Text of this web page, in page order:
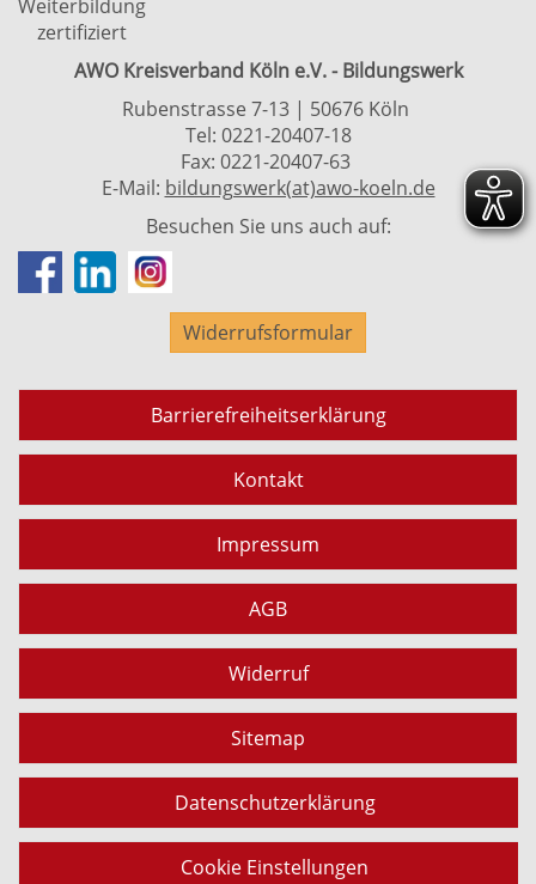
Weiterbildung
zertifiziert
AWO Kreisverband Köln e.V. - Bildungswerk
Rubenstrasse 7-13 | 50676 Köln
Tel: 0221-20407-18
Fax: 0221-20407-63
E-Mail: bildungswerk(at)awo-koeln.de
Besuchen Sie uns auch auf:
Widerrufsformular
Barrierefreiheitserklärung
Kontakt
Impressum
AGB
Widerruf
Sitemap
Datenschutzerklärung
Cookie Einstellungen